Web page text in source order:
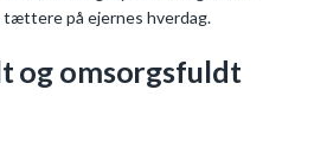
på ejernes hverdag.
og omsorgsfuldt